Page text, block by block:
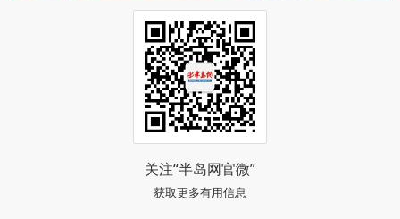
关注“半岛网官微”
获取更多有用信息